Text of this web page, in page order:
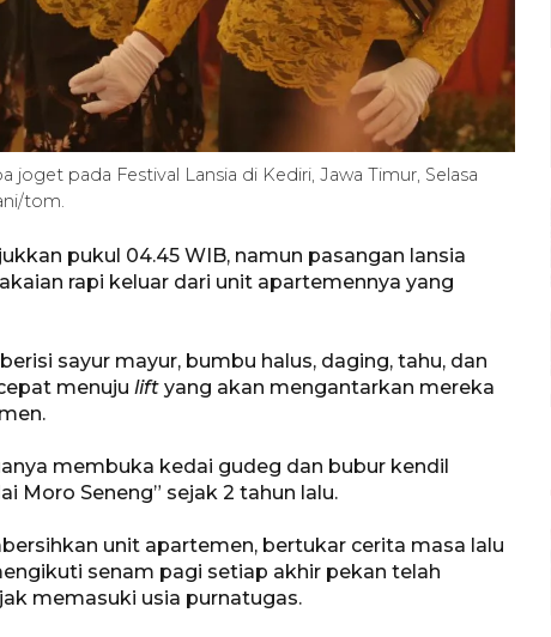
pada Festival Lansia di Kediri, Jawa Timur, Selasa
tom.
pukul 04.45 WIB, namun pasangan lansia
rapi keluar dari unit apartemennya yang
sayur mayur, bumbu halus, daging, tahu, dan
menuju lift yang akan mengantarkan mereka
membuka kedai gudeg dan bubur kendil
Moro Seneng” sejak 2 tahun lalu.
unit apartemen, bertukar cerita masa lalu
senam pagi setiap akhir pekan telah
memasuki usia purnatugas.